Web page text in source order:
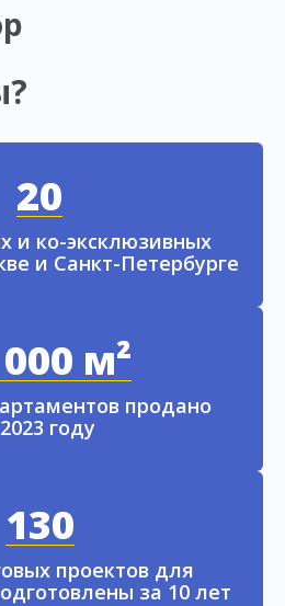
20
и ко-эксклюзивных
и Санкт-Петербурге
м²
продано
году
130
проектов для
за 10 лет